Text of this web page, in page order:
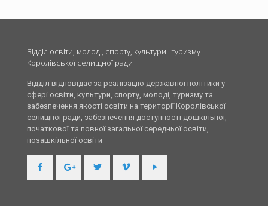
Відділ освіти, молоді, спорту, культури і туризму
Королівської селищної ради
Відділ відповідає за реалізацію державної політики у
сфері освіти, культури, спорту, молоді, туризму та
забезпечення якості освіти на території Королівської
селищної ради, забезпечення доступності дошкільної,
початкової та повної загальної середньої освіти,
позашкільної освіти